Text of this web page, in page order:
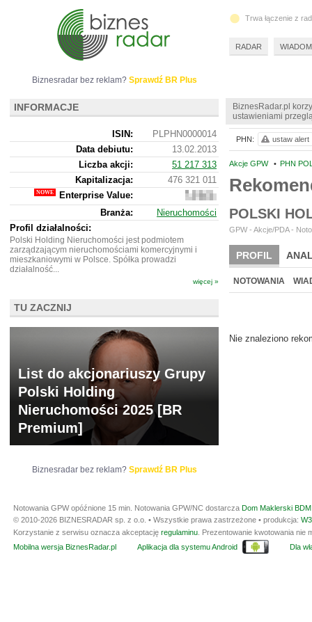
BiznesRadar.pl
ustawieniami
Akcje GPW • PHN
POLSKI
GPW - Akcje/PDA -
PROFIL
BR LAB
NOTOWANIA
Nie znaleziono
PHN: ustaw alert
Biznesradar bez reklam? Sprawdź BR Plus
INFORMACJE
ISIN:
PLPHN0000014
Data debiutu:
13.02.2013
Liczba akcji:
51 217 313
Kapitalizacja:
476 321 011
Enterprise Value:
258
121 011
Branża:
Nieruchomości
Profil działalności:
Polski Holding Nieruchomości jest podmiotem
zarządzającym nieruchomościami komercyjnymi i
mieszkaniowymi w Polsce. Spółka prowadzi
działalność...
więcej »
TU ZACZNIJ
List do akcjonariuszy Grupy
Polski Holding
Nieruchomości 2025 [BR
Premium]
Biznesradar bez reklam? Sprawdź BR Plus
Trwa łączenie z
RADAR
Notowania GPW opóźnione 15 min. Notowania GPW/NC dostarcza Dom Maklerski
© 2010-2026 BIZNESRADAR sp. z o.o. • Wszystkie prawa zastrzeżone • produkcja:
Korzystanie z serwisu oznacza akceptację regulaminu . Prezentowanie kwotowania
Mobilna wersja BiznesRadar.pl
Aplikacja dla systemu Android Dla